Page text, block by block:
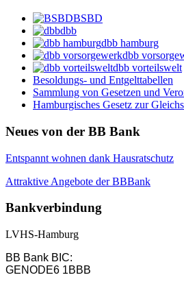
BSBD
dbb
dbb hamburg
dbb
dbb vorteilswelt
Besoldungs- und Entgelttabellen
Sammlung von Gesetzen und
Hamburgisches Gesetz zur
Neues von der BB Bank
Entspannt wohnen dank Hausratschutz
Attraktive Angebote der BBBank
Bankverbindung
LVHS-Hamburg
BB Bank BIC:
GENODE6 1BBB